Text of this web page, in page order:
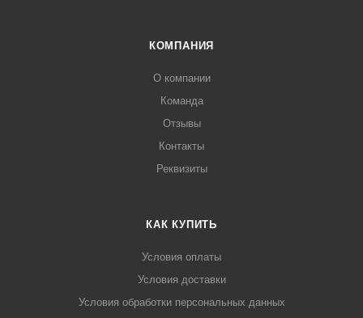
КОМПАНИЯ
О компании
Команда
Отзывы
Контакты
Реквизиты
КАК КУПИТЬ
Условия оплаты
Условия доставки
Условия обработки персональных данных